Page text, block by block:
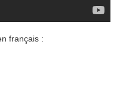
français :